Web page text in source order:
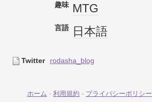
趣味 MTG
言語 日本語
Twitter rodasha_blog
ホーム - 利用規約 - プライバシーポリシー